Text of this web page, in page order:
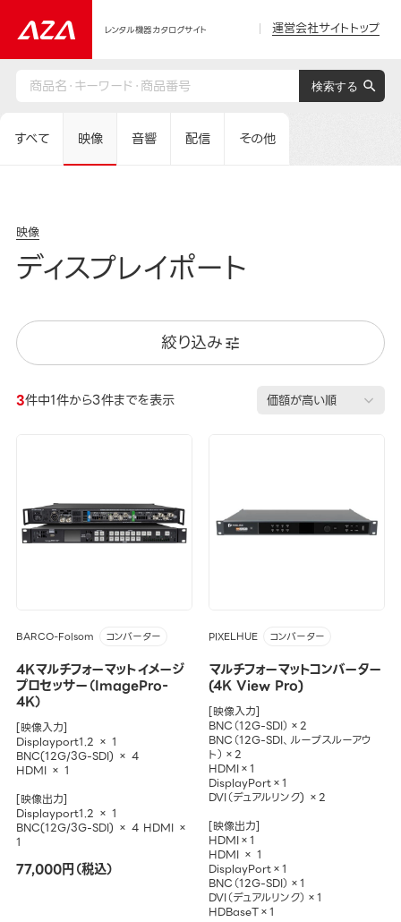
レンタル機器カタログサイト 運営会社サイトトップ
すべて 映像 音響 配信 その他
映像
ディスプレイポート
絞り込み
3件中1件から3件までを表示
BARCO-Folsom コンバーター
4Kマルチフォーマットイメージ
プロセッサー（ImagePro-
4K）
[映像入力]
Displayport1.2 × 1
BNC(12G/3G-SDI) × 4
HDMI × 1
[映像出力]
Displayport1.2 × 1
BNC(12G/3G-SDI) × 4 HDMI ×
1
77,000円（税込）
PIXELHUE コンバーター
マルチフォーマットコンバーター
(4K View Pro)
[映像入力]
BNC（12G-SDI）×2
BNC（12G-SDI、ループスルーアウ
ト）×2
HDMI×1
DisplayPort×1
DVI（デュアルリンク) ×2
[映像出力]
HDMI×1
HDMI × 1
DisplayPort×1
BNC（12G-SDI）×1
DVI（デュアルリンク）×1
HDBaseT×1